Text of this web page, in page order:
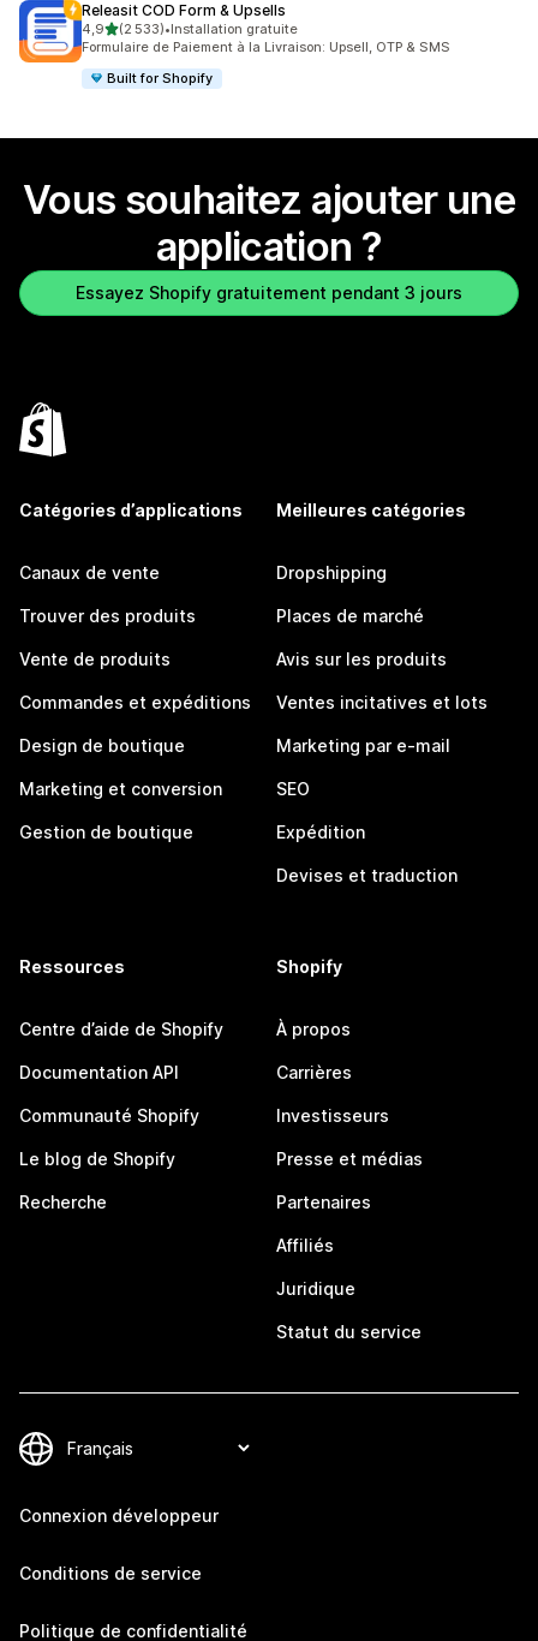
Releasit COD Form & Upsells
4,9étoile(s) sur 5
(2 533)
2533 avis au total
•Installation gratuite
Formulaire de Paiement à la Livraison: Upsell, OTP & SMS
Built for Shopify
Vous souhaitez ajouter une
application ?
Essayez Shopify gratuitement pendant 3 jours
Catégories d’applications
Canaux de vente
Trouver des produits
Vente de produits
Commandes et expéditions
Design de boutique
Marketing et conversion
Gestion de boutique
Meilleures catégories
Dropshipping
Places de marché
Avis sur les produits
Ventes incitatives et lots
Marketing par e-mail
SEO
Expédition
Devises et traduction
Ressources
Centre d’aide de Shopify
Documentation API
Communauté Shopify
Le blog de Shopify
Recherche
Shopify
À propos
Carrières
Investisseurs
Presse et médias
Partenaires
Affiliés
Juridique
Statut du service
Connexion développeur
Conditions de service
Politique de confidentialité